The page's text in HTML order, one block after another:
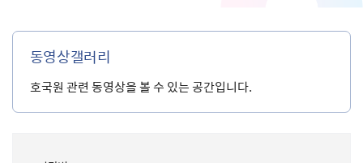
동영상갤러리
호국원 관련 동영상을 볼 수 있는 공간입니다.